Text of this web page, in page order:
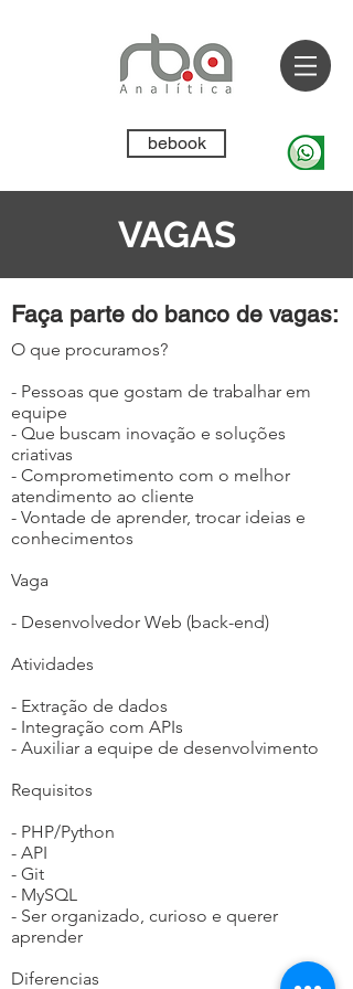
bebook
Faça parte do banco de vagas:
O que procuramos?
- Pessoas que gostam de trabalhar em
equipe
- Que buscam inovação e soluções
criativas
- Comprometimento com o melhor
atendimento ao cliente
- Vontade de aprender, trocar ideias e
conhecimentos
Vaga
- Desenvolvedor Web (back-end)
Atividades
- Extração de dados
- Integração com APIs
- Auxiliar a equipe de desenvolvimento
Requisitos
- PHP/Python
- API
- Git
- MySQL
- Ser organizado, curioso e querer
aprender
Diferencias
VAGAS